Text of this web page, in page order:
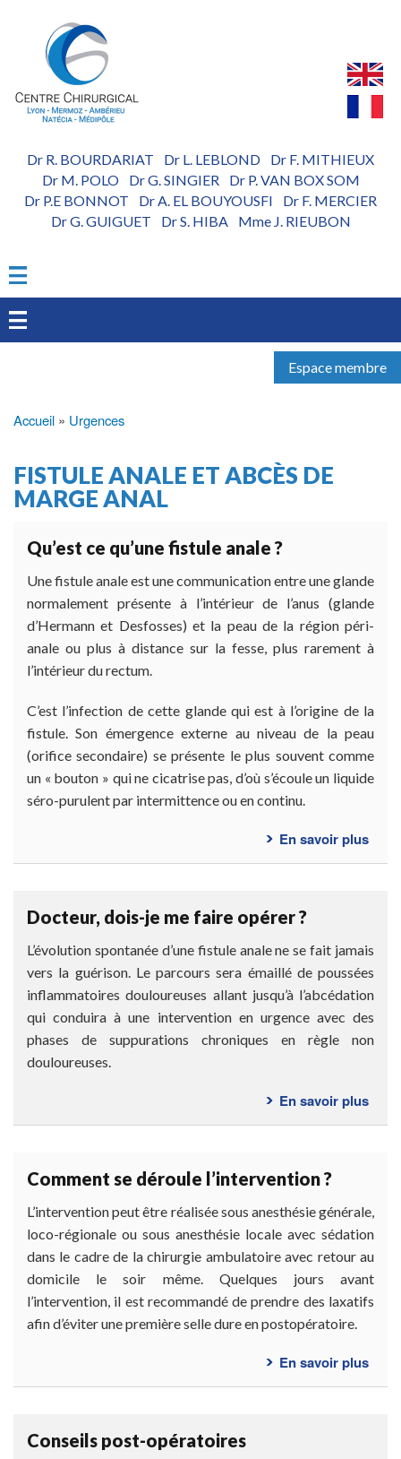
Dr R. BOURDARIAT Dr L. LEBLOND
Dr F. MITHIEUX
Dr M. POLO- Dr G. SINGIER- Dr P. VAN BOX SOM
Dr P.E BONNOT
Dr A. EL BOUYOUSFI
Dr F. MERCIER
Dr G. GUIGUET
Dr S. HIBA- Mme J. RIEUBON
Espace membre
d'Ariane
Accueil Urgences
FISTULE ANALE ET ABCÈS DE
MARGE ANAL
Qu’est ce qu’une fistule anale ?
Une fistule anale est une communication entre une glande
normalement présente à l’intérieur de l’anus (glande
d’Hermann et Desfosses) et la peau de la région péri-
anale ou plus à distance sur la fesse, plus rarement à
l’intérieur du rectum.
C’est l’infection de cette glande qui est à l’origine de la
fistule. Son émergence externe au niveau de la peau
(orifice secondaire) se présente le plus souvent comme
un « bouton » qui ne cicatrise pas, d’où s’écoule un liquide
séro-purulent par intermittence ou en continu.
En savoir plussur
anale
?
Docteur, dois-je me faire opérer ?
L’évolution spontanée d’une fistule anale ne se fait jamais
vers la guérison. Le parcours sera émaillé de poussées
inflammatoires douloureuses allant jusqu’à l’abcédation
qui conduira à une intervention en urgence avec des
phases de suppurations chroniques en règle non
douloureuses.
En savoir plussur
faire
?
Comment se déroule l’intervention ?
L’intervention peut être réalisée sous anesthésie générale,
loco-régionale ou sous anesthésie locale avec sédation
dans le cadre de la chirurgie ambulatoire avec retour au
domicile le soir même. Quelques jours avant
l’intervention, il est recommandé de prendre des laxatifs
afin d’éviter une première selle dure en postopératoire.
En savoir plussur
Conseils post-opératoires